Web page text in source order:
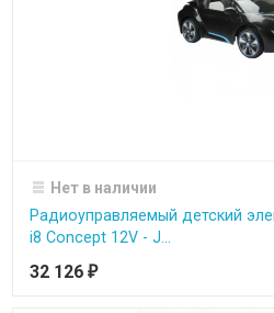
Нет в наличии
Радиоуправляемый детский
i8 Concept 12V - J...
32 126 ₽